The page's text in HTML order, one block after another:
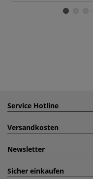
Service Hotline
Versandkosten
Newsletter
Sicher einkaufen